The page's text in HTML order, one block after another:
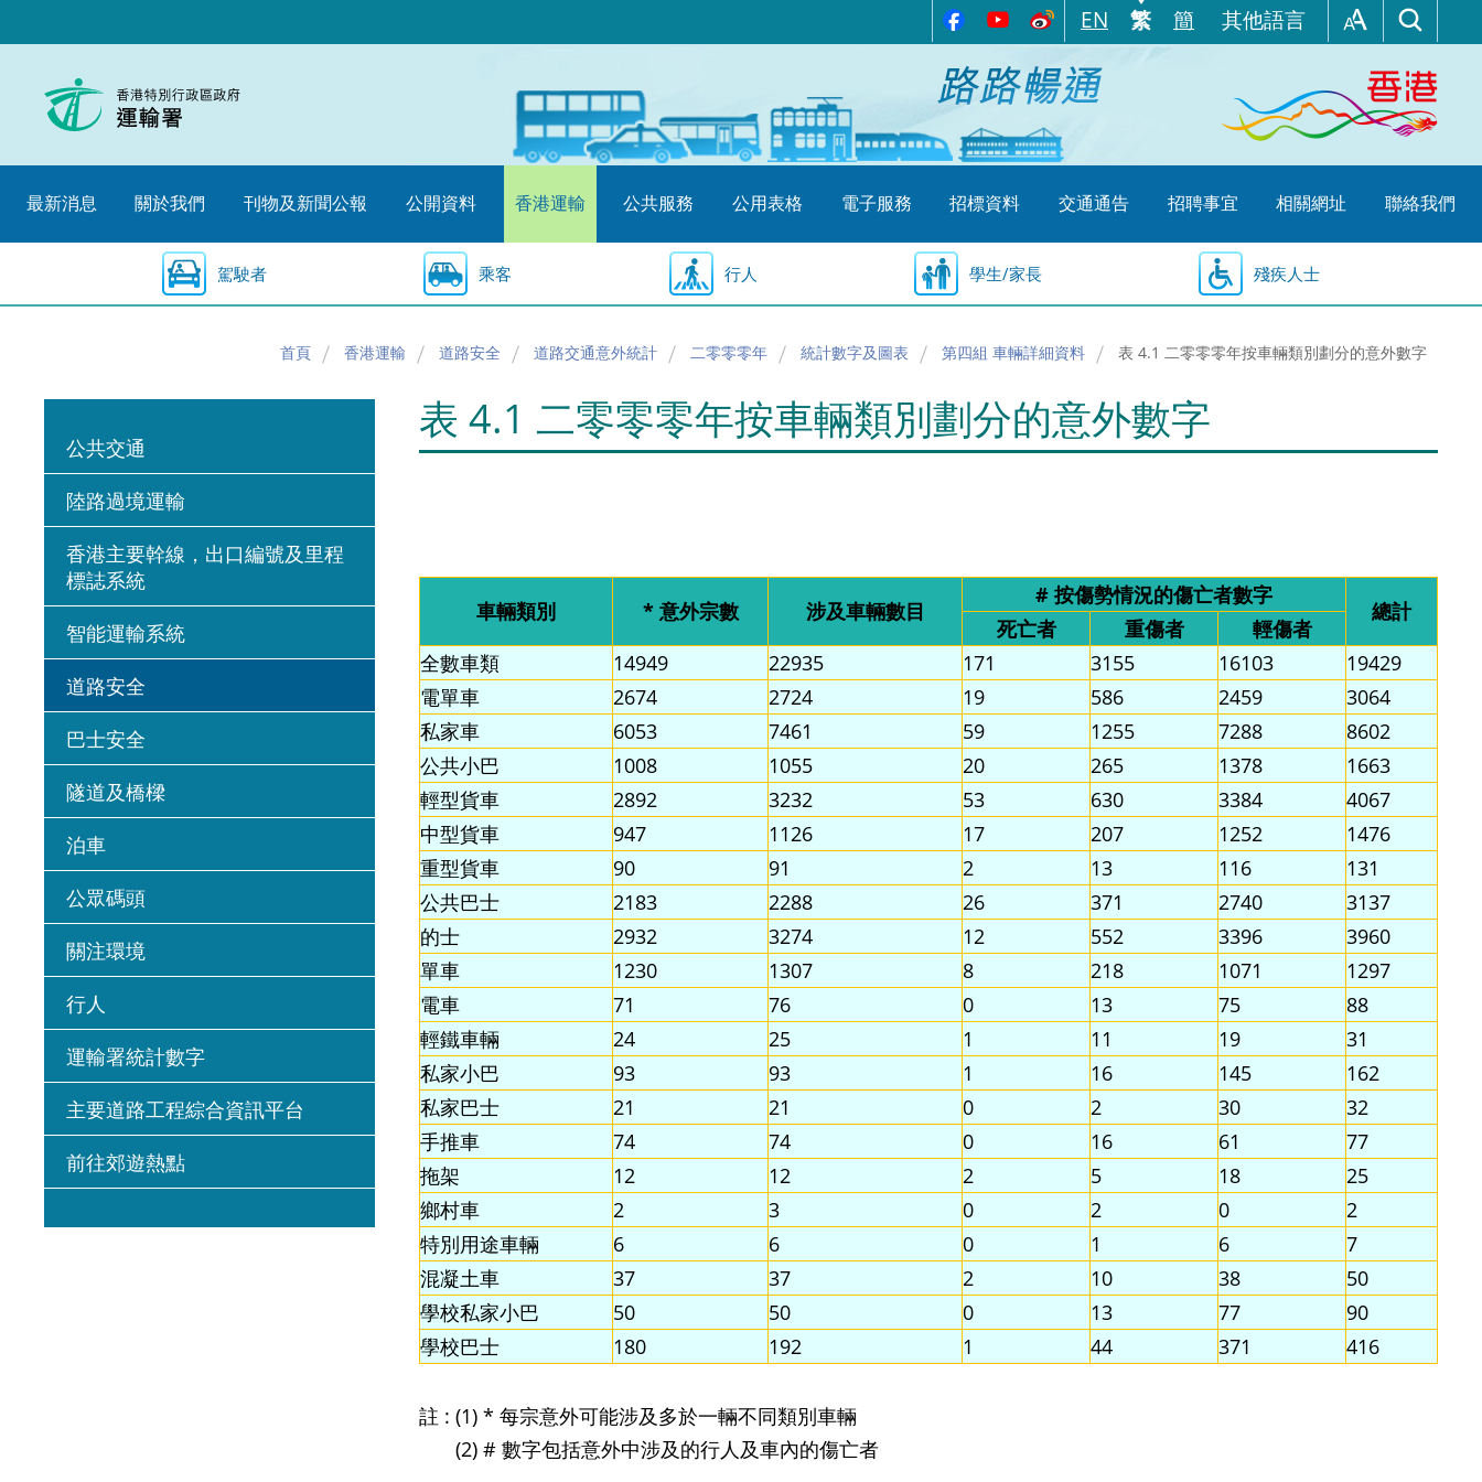
至
始
EN 繁 簡 其他語言
最新消息 關於我們 刊物及新聞公報 公開資料 香港運輸 公共服務 公用表格 電子服務 招標資料 交通通告 招聘事宜 相關網址 聯絡我們
駕駛者 乘客 行人 學生/家長 殘疾人士
首頁 香港運輸 道路安全 道路交通意外統計 二零零零年 統計數字及圖表 第四組 車輛詳細資料 表 4.1 二零零零年按車輛類別劃分的意外數字
公共交通
陸路過境運輸
香港主要幹線，出口編號及里程
標誌系統
智能運輸系統
道路安全
巴士安全
隧道及橋樑
泊車
公眾碼頭
關注環境
行人
運輸署統計數字
主要道路工程綜合資訊平台
前往郊遊熱點
表 4.1 二零零零年按車輛類別劃分的意外數字
車輛類別 * 意外宗數 涉及車輛數目
# 按傷勢情況的傷亡者數字
總計
死亡者 重傷者
輕傷者
全數車類
14949 22935 171 3155 16103
19429
電單車
2674 2724 19 586 2459
3064
私家車
6053 7461 59 1255 7288
8602
公共小巴
1008 1055 20 265 1378
1663
輕型貨車
2892 3232 53 630 3384
4067
中型貨車
947 1126 17 207 1252
1476
重型貨車
90 91 2 13 116
131
公共巴士
2183 2288 26 371 2740
3137
的士
2932 3274 12 552 3396
3960
單車
1230 1307 8 218 1071
1297
電車
71 76 0 13 75
88
輕鐵車輛
24 25 1 11 19
31
私家小巴
93 93 1 16 145
162
私家巴士
21 21 0 2 30
32
手推車
74 74 0 16 61
77
拖架
12 12 2 5 18
25
鄉村車
2 3 0 2 0
2
特別用途車輛
6 6 0 1 6
7
混凝土車
37 37 2 10 38
50
學校私家小巴
50 50 0 13 77
90
學校巴士
180 192 1 44 371 416
註 : (1) * 每宗意外可能涉及多於一輛不同類別車輛
(2) # 數字包括意外中涉及的行人及車內的傷亡者